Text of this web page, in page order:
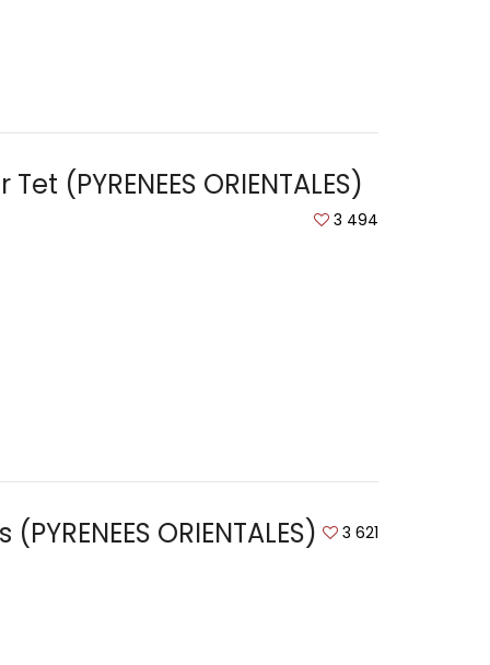
(PYRENEES ORIENTALES)
3 494
ORIENTALES) 3 621